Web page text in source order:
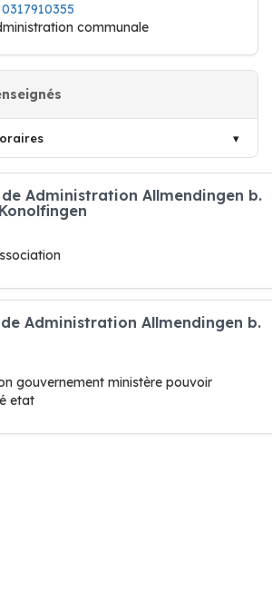
0317910355
communale
Administration Allmendingen b.
Administration Allmendingen b.
gouvernement ministère pouvoir
etat